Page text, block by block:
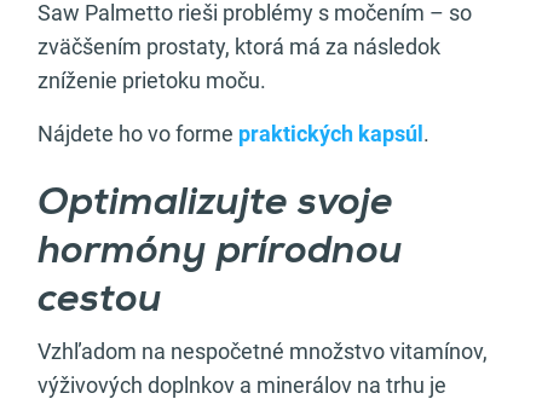
Saw Palmetto rieši problémy s močením – so
zväčšením prostaty, ktorá má za následok
zníženie prietoku moču.
Nájdete ho vo forme praktických kapsúl .
Optimalizujte svoje
hormóny prírodnou
cestou
Vzhľadom na nespočetné množstvo vitamínov,
výživových doplnkov a minerálov na trhu je